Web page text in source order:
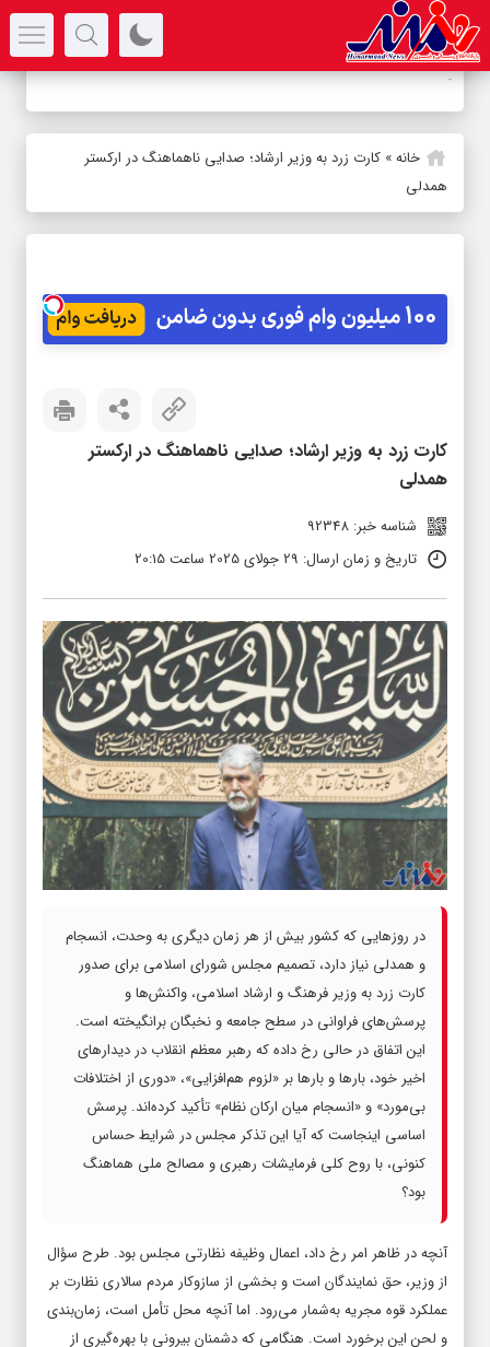
ک_
خانه» کارت زرد به وزیر ارشاد؛ صدایی ناهماهنگ در ارکستر
همدلی
کارت زرد به وزیر ارشاد؛ صدایی ناهماهنگ در ارکستر
همدلی
شناسه خبر: 92348
تاریخ و زمان ارسال: 29 جولای 2025 ساعت 20:15
در روزهایی که کشور بیش از هر زمان دیگری به وحدت، انسجام
و همدلی نیاز دارد، تصمیم مجلس شورای اسلامی برای صدور
کارت زرد به وزیر فرهنگ و ارشاد اسلامی، واکنش‌ها و
پرسش‌های فراوانی در سطح جامعه و نخبگان برانگیخته است.
این اتفاق در حالی رخ داده که رهبر معظم انقلاب در دیدارهای
اخیر خود، بارها و بارها بر «لزوم هم‌افزایی»، «دوری از اختلافات
بی‌مورد» و «انسجام میان ارکان نظام» تأکید کرده‌اند. پرسش
اساسی اینجاست که آیا این تذکر مجلس در شرایط حساس
کنونی، با روح کلی فرمایشات رهبری و مصالح ملی هماهنگ
بود؟
آنچه در ظاهر امر رخ داد، اعمال وظیفه نظارتی مجلس بود. طرح سؤال
از وزیر، حق نمایندگان است و بخشی از سازوکار مردم سالاری نظارت بر
عملکرد قوه مجریه به‌شمار می‌رود. اما آنچه محل تأمل است، زمان‌بندی
و لحن این برخورد است. هنگامی که دشمنان بیرونی با بهره‌گیری از